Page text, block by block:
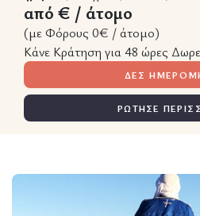
από € / άτομο
(με Φόρους 0€ / άτομο)
Κάνε Κράτηση για 48 ώρες
ΔΕΣ
ΡΩΤΗΣΕ